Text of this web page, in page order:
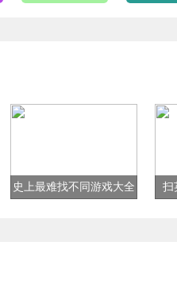
件
史上最难找不同游戏大全 扫